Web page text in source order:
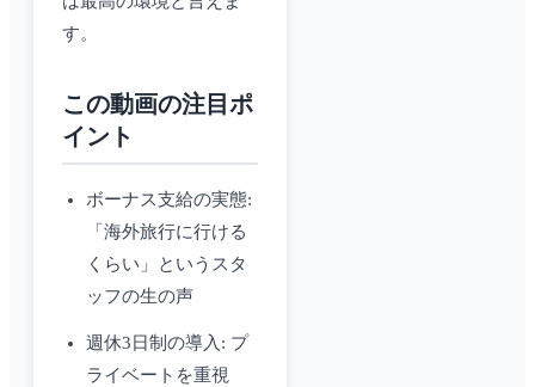
す。
この動画の注目ポ
イント
ボーナス支給の実態:
「海外旅行に行ける
くらい」というスタ
ッフの生の声
週休3日制の導入: プ
ライベートを重視